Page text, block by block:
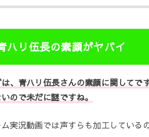
ハリ伍長の素顔がヤバイ
は、青ハリ伍長さんの素顔に関して
ので未だに謎ですね。
実況動画では声すらも加工している